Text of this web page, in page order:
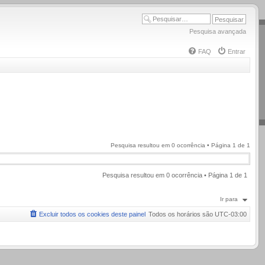
Pesquisa avançada
FAQ
Entrar
Pesquisa resultou em 0 ocorrência • Página 1 de 1
Pesquisa resultou em 0 ocorrência • Página 1 de 1
Ir para
Todos os horários são UTC-03:00
Excluir todos os cookies deste painel